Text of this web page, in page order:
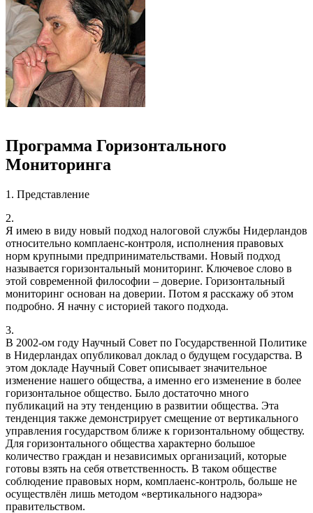
Программа Горизонтального
Мониторинга
1. Представление
2.
Я имею в виду новый подход налоговой службы Нидерландов
относительно комплаенс-контроля, исполнения правовых
норм крупными предпринимательствами. Новый подход
называется горизонтальный мониторинг. Ключевое слово в
этой современной философии – доверие. Горизонтальный
мониторинг основан на доверии. Потом я расскажу об этом
подробно. Я начну с историей такого подхода.
3.
В 2002-ом году Научный Совет по Государственной Политике
в Нидерландах опубликовал доклад о будущем государства. В
этом докладе Научный Совет описывает значительное
изменение нашего общества, а именно его изменение в более
горизонтальное общество. Было достаточно много
публикаций на эту тенденцию в развитии общества. Эта
тенденция также демонстрирует смещение от вертикального
управления государством ближе к горизонтальному обществу.
Для горизонтального общества характерно большое
количество граждан и независимых организаций, которые
готовы взять на себя ответственность. В таком обществе
соблюдение правовых норм, комплаенс-контроль, больше не
осуществлён лишь методом «вертикального надзора»
правительством.